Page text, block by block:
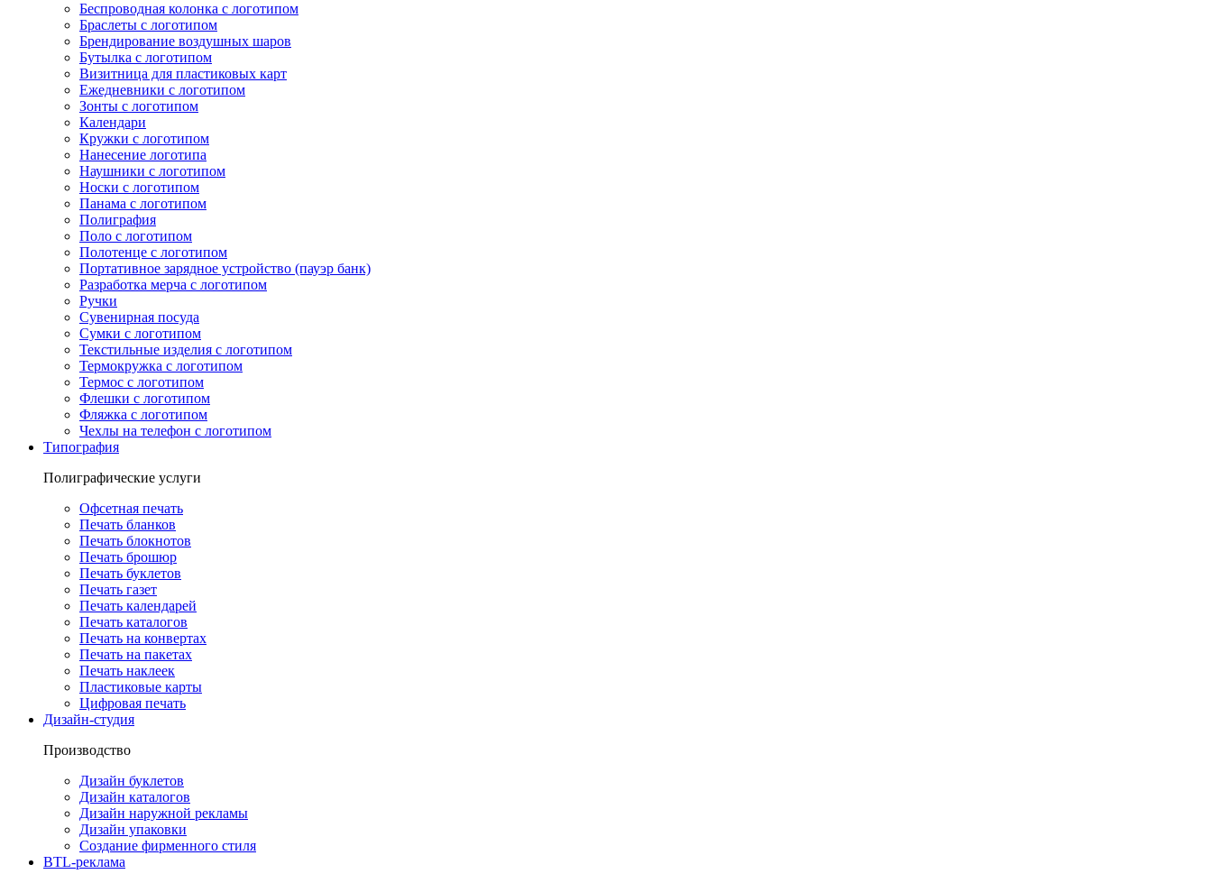
Беспроводная колонка с логотипом
Браслеты с логотипом
Брендирование воздушных шаров
Бутылка с логотипом
Визитница для пластиковых карт
Ежедневники с логотипом
Зонты с логотипом
Календари
Кружки с логотипом
Нанесение логотипа
Наушники с логотипом
Носки с логотипом
Панама с логотипом
Полиграфия
Поло с логотипом
Полотенце с логотипом
Портативное зарядное устройство (пауэр банк)
Разработка мерча с логотипом
Ручки
Сувенирная посуда
Сумки с логотипом
Текстильные изделия с логотипом
Термокружка с логотипом
Термос с логотипом
Флешки с логотипом
Фляжка с логотипом
Чехлы на телефон с логотипом
Типография
Полиграфические услуги
Офсетная печать
Печать бланков
Печать блокнотов
Печать брошюр
Печать буклетов
Печать газет
Печать календарей
Печать каталогов
Печать на конвертах
Печать на пакетах
Печать наклеек
Пластиковые карты
Цифровая печать
Дизайн-студия
Производство
Дизайн буклетов
Дизайн каталогов
Дизайн наружной рекламы
Дизайн упаковки
Создание фирменного стиля
BTL-реклама